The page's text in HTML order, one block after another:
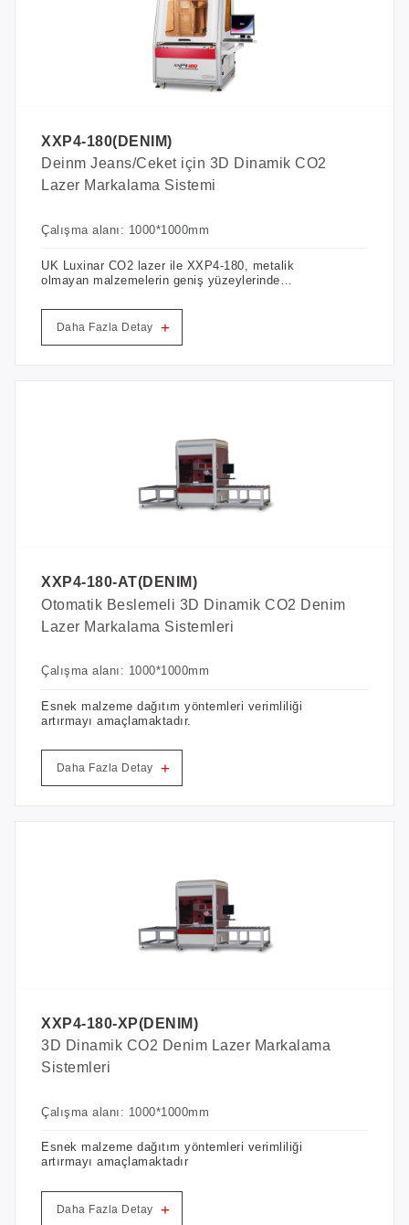
XXP4-180(DENIM)
Deinm Jeans/Ceket için 3D Dinamik CO2
Lazer Markalama Sistemi
Çalışma alanı: 1000*1000mm
UK Luxinar CO2 lazer ile XXP4-180, metalik
olmayan malzemelerin geniş yüzeylerinde
boyama ile karşılaştırıldığında, lazer kazıma
dayanıklılık, çevre açısından güvenli plaka yapımı,
Daha Fazla Detay +
XXP4-180-AT(DENIM)
Otomatik Beslemeli 3D Dinamik CO2 Denim
Lazer Markalama Sistemleri
Çalışma alanı: 1000*1000mm
Esnek malzeme dağıtım yöntemleri verimliliği
artırmayı amaçlamaktadır.
Daha Fazla Detay +
XXP4-180-XP(DENIM)
3D Dinamik CO2 Denim Lazer Markalama
Sistemleri
Çalışma alanı: 1000*1000mm
Esnek malzeme dağıtım yöntemleri verimliliği
artırmayı amaçlamaktadır
Daha Fazla Detay +